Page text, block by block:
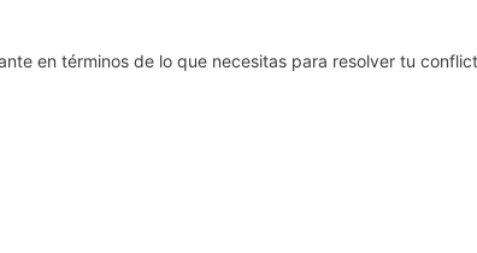
en términos de lo que necesitas para resolver tu